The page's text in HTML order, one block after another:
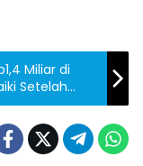
Miliar di
Setelah